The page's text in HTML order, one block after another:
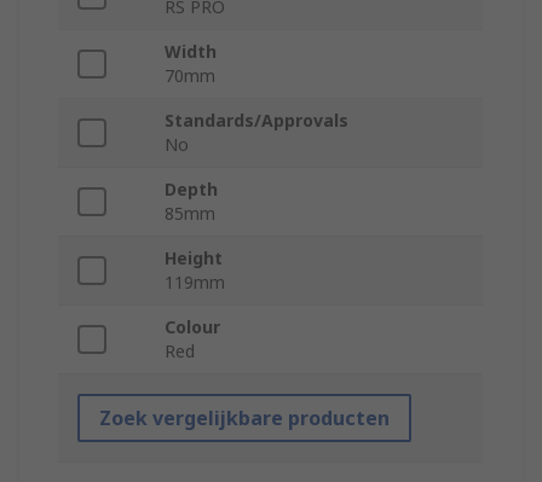
RS PRO
Width
70mm
Standards/Approvals
No
Depth
85mm
Height
119mm
Colour
Red
Zoek vergelijkbare producten